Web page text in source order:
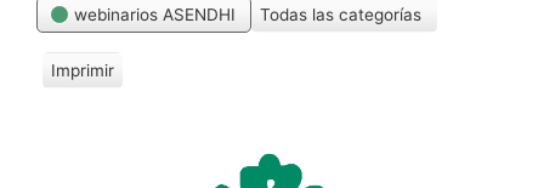
webinarios ASENDHI Todas las categorías
Imprimir
V